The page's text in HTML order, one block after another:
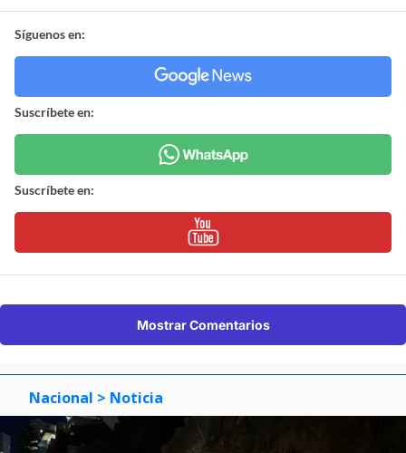
Síguenos en:
Suscríbete en:
Suscríbete en:
Mostrar Comentarios
Nacional > Noticia